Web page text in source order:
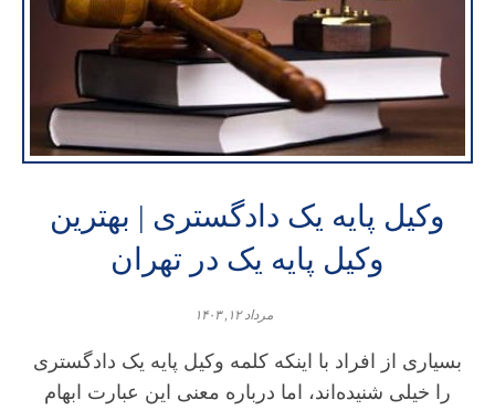
وکیل پایه یک دادگستری | بهترین
وکیل پایه یک در تهران
مرداد ۱۲, ۱۴۰۳
بسیاری از افراد با اینکه کلمه وکیل پایه یک دادگستری
را خیلی شنیده‌اند، اما درباره معنی این عبارت ابهام